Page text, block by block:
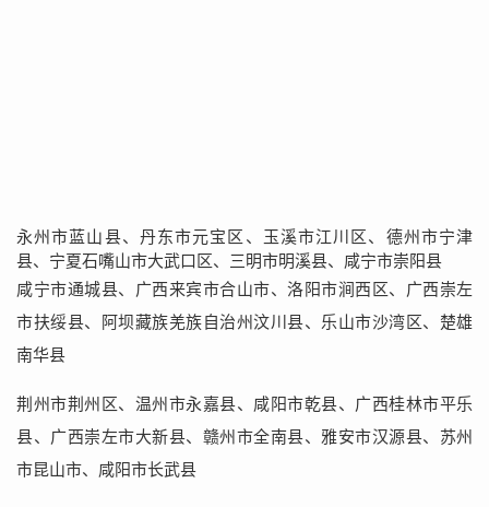
永州市蓝山县、丹东市元宝区、玉溪市江川区、德州市宁津
县、宁夏石嘴山市大武口区、三明市明溪县、咸宁市崇阳县
咸宁市通城县、广西来宾市合山市、洛阳市涧西区、广西崇左
市扶绥县、阿坝藏族羌族自治州汶川县、乐山市沙湾区、楚雄
南华县
荆州市荆州区、温州市永嘉县、咸阳市乾县、广西桂林市平乐
县、广西崇左市大新县、赣州市全南县、雅安市汉源县、苏州
市昆山市、咸阳市长武县